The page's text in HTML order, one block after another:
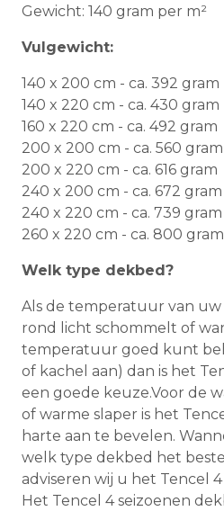
Gewicht: 140 gram per m²
Vulgewicht:
140 x 200 cm - ca. 392 gram
140 x 220 cm - ca. 430 gram
160 x 220 cm - ca. 492 gram
200 x 200 cm - ca. 560 gram
200 x 220 cm - ca. 616 gram
240 x 200 cm - ca. 672 gram
240 x 220 cm - ca. 739 gram
260 x 220 cm - ca. 800 gram
Welk type dekbed?
Als de temperatuur van uw
rond licht schommelt of
temperatuur goed kunt
of kachel aan) dan is het
een goede keuze.Voor de
of warme slaper is het
harte aan te bevelen.
welk type dekbed het
adviseren wij u het Tencel
Het Tencel 4 seizoenen